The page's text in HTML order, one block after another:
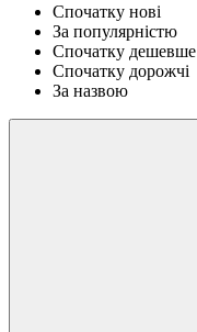
Спочатку нові
За популярністю
Спочатку дешевше
Спочатку дорожчі
За назвою